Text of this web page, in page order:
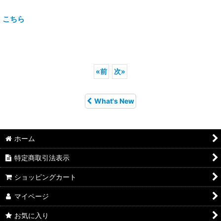
こちら
«前 次»
What's New
ホーム
特定商取引法表示
ショッピングカート
マイページ
お気に入り